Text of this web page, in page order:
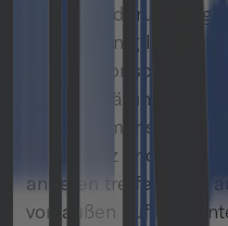
Herausforderungen
bewältigen gilt. Zum
organisatorische
und
Unternehmens
Akzeptanz und das
anderen treffen aber
von außen auf das